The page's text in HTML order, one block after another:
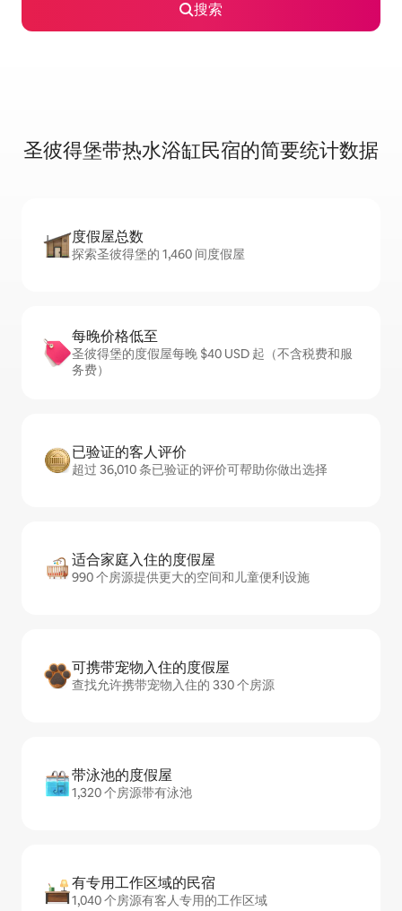
搜索
圣彼得堡带热水浴缸民宿的简要统计数据
度假屋总数
探索圣彼得堡的 1,460 间度假屋
每晚价格低至
圣彼得堡的度假屋每晚 $40 USD 起（不含税费和服
务费）
已验证的客人评价
超过 36,010 条已验证的评价可帮助你做出选择
适合家庭入住的度假屋
990 个房源提供更大的空间和儿童便利设施
可携带宠物入住的度假屋
查找允许携带宠物入住的 330 个房源
带泳池的度假屋
1,320 个房源带有泳池
有专用工作区域的民宿
1,040 个房源有客人专用的工作区域